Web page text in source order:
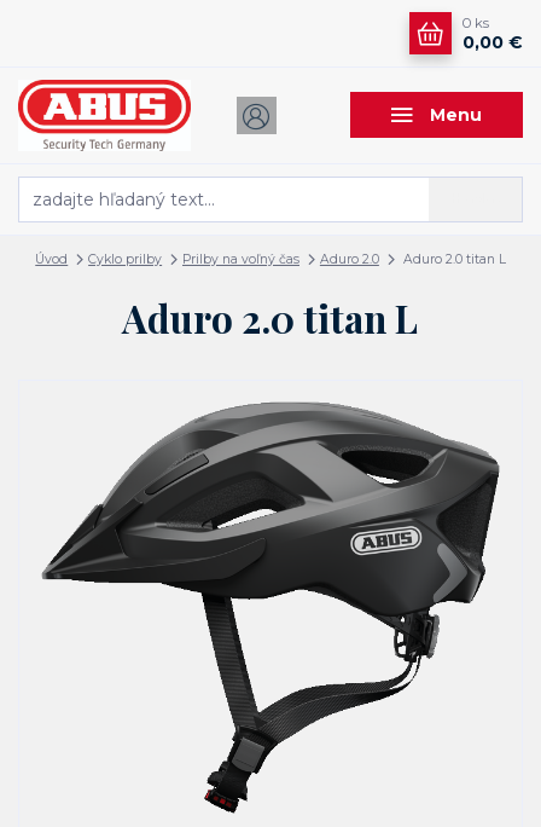
Menu
0 ks
0,00 €
Úvod Cyklo prilby Prilby na voľný čas Aduro 2.0 Aduro 2.0 titan L
Aduro 2.0 titan L